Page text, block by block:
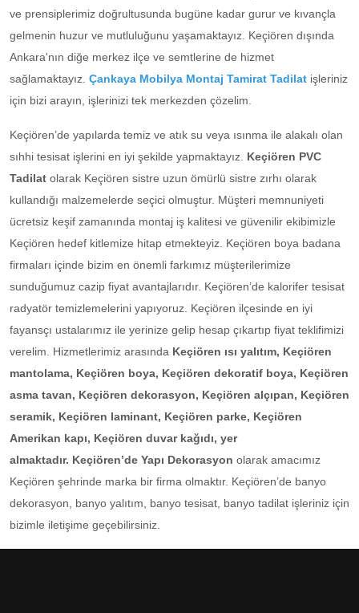
ve prensiplerimiz doğrultusunda bugüne kadar gurur ve kıvançla
gelmenin huzur ve mutluluğunu yaşamaktayız. Keçiören dışında
Ankara'nın diğe merkez ilçe ve semtlerine de hizmet
sağlamaktayız. Çankaya Mobilya Montaj Tamirat Tadilat işleriniz
için bizi arayın, işlerinizi tek merkezden çözelim.
Keçiören’de yapılarda temiz ve atık su veya ısınma ile alakalı olan
sıhhi tesisat işlerini en iyi şekilde yapmaktayız. Keçiören PVC
Tadilat olarak Keçiören sistre uzun ömürlü sistre zırhı olarak
kullandığı malzemelerde seçici olmuştur. Müşteri memnuniyeti
ücretsiz keşif zamanında montaj iş kalitesi ve güvenilir ekibimizle
Keçiören hedef kitlemize hitap etmekteyiz. Keçiören boya badana
firmaları içinde bizim en önemli farkımız müşterilerimize
sunduğumuz cazip fiyat avantajlarıdır. Keçiören’de kalorifer tesisat
radyatör temizlemelerini yapıyoruz. Keçiören ilçesinde en iyi
fayansçı ustalarımız ile yerinize gelip hesap çıkartıp fiyat teklifimizi
verelim. Hizmetlerimiz arasında Keçiören ısı yalıtım, Keçiören
mantolama, Keçiören boya, Keçiören dekoratif boya, Keçiören
asma tavan, Keçiören dekorasyon, Keçiören alçıpan, Keçiören
seramik, Keçiören laminant, Keçiören parke, Keçiören
Amerikan kapı, Keçiören duvar kağıdı, yer
almaktadır. Keçiören’de Yapı Dekorasyon olarak amacımız
Keçiören şehrinde marka bir firma olmaktır. Keçiören’de banyo
dekorasyon, banyo yalıtım, banyo tesisat, banyo tadilat işleriniz için
bizimle iletişime geçebilirsiniz.